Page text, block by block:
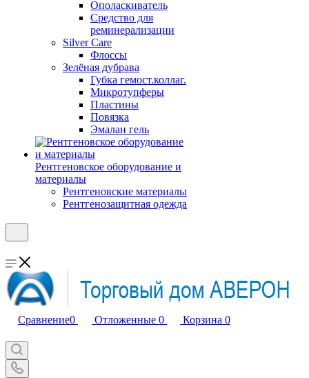
Ополаскиватель
Средство для
реминерализации
Silver Care
Флоссы
Зелёная дубрава
Губка гемост.коллаг.
Микротупферы
Пластины
Повязка
Эмалан гель
Рентгеновское оборудование и
материалы
Рентгеновские материалы
Рентгенозащитная одежда
Сравнение0 Отложенные 0 Корзина 0